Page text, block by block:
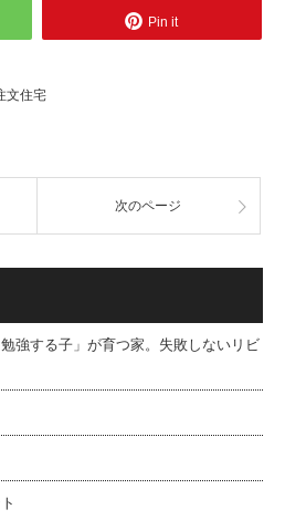
Pin it
文住宅
次のページ
強する子」が育つ家。失敗しないリビ